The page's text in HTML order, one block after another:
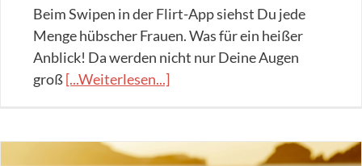
Beim Swipen in der Flirt-App siehst Du jede
Menge hübscher Frauen. Was für ein heißer
Anblick! Da werden nicht nur Deine Augen
groß[...Weiterlesen...]